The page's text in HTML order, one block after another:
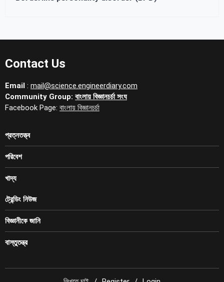
Contact Us
Email : mail@science.engineerdiary.com
Community Group: বাংলায় বিজ্ঞানচর্চা সংঘ
Facebook Page: বাংলায় বিজ্ঞানচর্চা
প্রত্নতত্ত্ব
পরিবেশ
খাদ্য
ট্রেন্ডিং নিউজ
বিজ্ঞানীকে জানি
বাস্তুতন্ত্র